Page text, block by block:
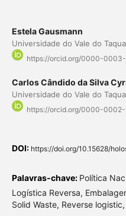
Estela Gausmann
Universidade do Vale do
https://orcid.org/0000-
Carlos Cândido da Silva
Universidade do Vale do
https://orcid.org/0000-0002-
DOI: https://doi.org/10.15628/
Palavras-chave: Política
Logística Reversa,
Solid Waste, Reverse